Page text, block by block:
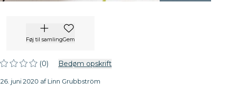
Føj til samlingGem
(0) Bedøm opskrift
26. juni 2020 af Linn Grubbström